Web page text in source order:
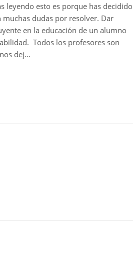
leyendo esto es porque has decidido
dudas por resolver. Dar
en la educación de un alumno
Todos los profesores son
dej...